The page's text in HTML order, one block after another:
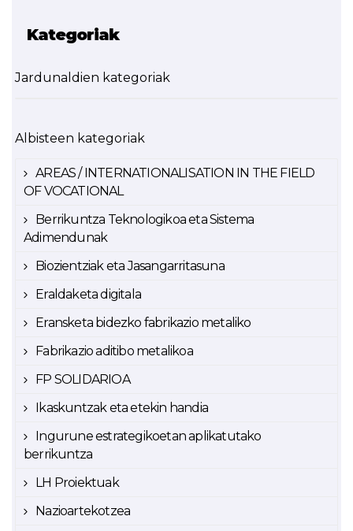
Kategoriak
Jardunaldien kategoriak
Albisteen kategoriak
AREAS / INTERNATIONALISATION IN THE FIELD
OF VOCATIONAL
Berrikuntza Teknologikoa eta Sistema
Adimendunak
Biozientziak eta Jasangarritasuna
Eraldaketa digitala
Eransketa bidezko fabrikazio metaliko
Fabrikazio aditibo metalikoa
FP SOLIDARIOA
Ikaskuntzak eta etekin handia
Ingurune estrategikoetan aplikatutako
berrikuntza
LH Proiektuak
Nazioartekotzea